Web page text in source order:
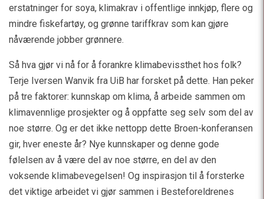
erstatninger for soya, klimakrav i offentlige innkjøp, flere og
mindre fiskefartøy, og grønne tariffkrav som kan gjøre
nåværende jobber grønnere.
Så hva gjør vi nå for å forankre klimabevissthet hos folk?
Terje Iversen Wanvik fra UiB har forsket på dette. Han peker
på tre faktorer: kunnskap om klima, å arbeide sammen om
klimavennlige prosjekter og å oppfatte seg selv som del av
noe større. Og er det ikke nettopp dette Broen-konferansen
gir, hver eneste år? Nye kunnskaper og denne gode
følelsen av å være del av noe større, en del av den
voksende klimabevegelsen! Og inspirasjon til å forsterke
det viktige arbeidet vi gjør sammen i Besteforeldrenes